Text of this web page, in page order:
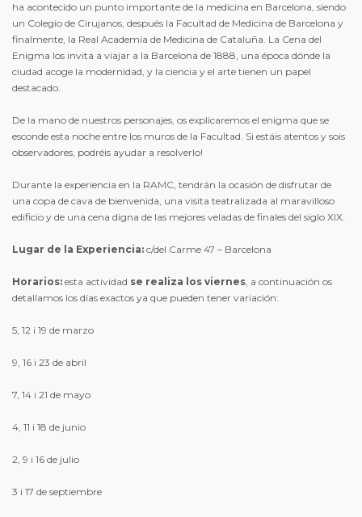
ha acontecido un punto importante de la medicina en Barcelona, siendo
un Colegio de Cirujanos, después la Facultad de Medicina de Barcelona y
finalmente, la Real Academia de Medicina de Cataluña. La Cena del
Enigma los invita a viajar a la Barcelona de 1888, una época dónde la
ciudad acoge la modernidad, y la ciencia y el arte tienen un papel
destacado.
De la mano de nuestros personajes, os explicaremos el enigma que se
esconde esta noche entre los muros de la Facultad. Si estáis atentos y sois
observadores, podréis ayudar a resolverlo!
Durante la experiencia en la RAMC, tendrán la ocasión de disfrutar de
una copa de cava de bienvenida, una visita teatralizada al maravilloso
edificio y de una cena digna de las mejores veladas de finales del siglo XIX.
Lugar de la Experiencia: c/del Carme 47 – Barcelona
Horarios: esta actividad se realiza los viernes, a continuación os
detallamos los días exactos ya que pueden tener variación:
5, 12 i 19 de marzo
9, 16 i 23 de abril
7, 14 i 21 de mayo
4, 11 i 18 de junio
2, 9 i 16 de julio
3 i 17 de septiembre